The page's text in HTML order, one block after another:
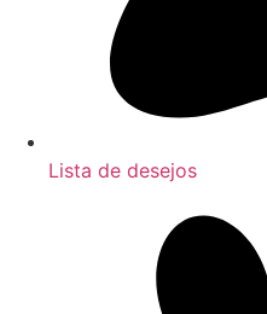
Lista de desejos